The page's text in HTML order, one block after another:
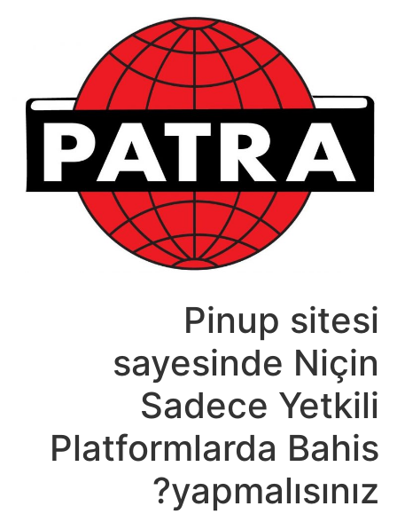
Pinup sitesi
sayesinde Niçin
Sadece Yetkili
Platformlarda Bahis
yapmalısınız?